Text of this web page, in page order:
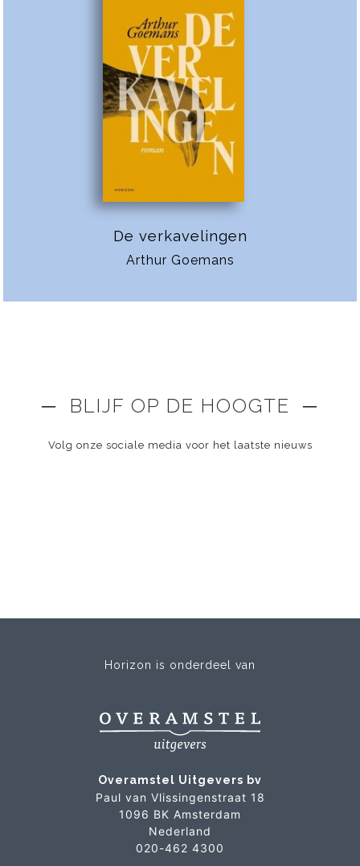
De verkavelingen
Arthur Goemans
─ BLIJF OP DE HOOGTE ─
Volg onze sociale media voor het laatste nieuws
Horizon is onderdeel van
Overamstel Uitgevers bv
Paul van Vlissingenstraat 18
1096 BK Amsterdam
Nederland
020-462 4300